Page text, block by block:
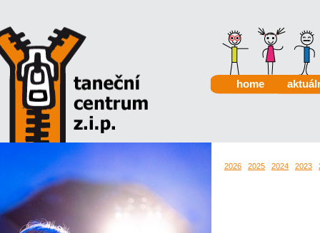
home
2026 2025 2024 2023